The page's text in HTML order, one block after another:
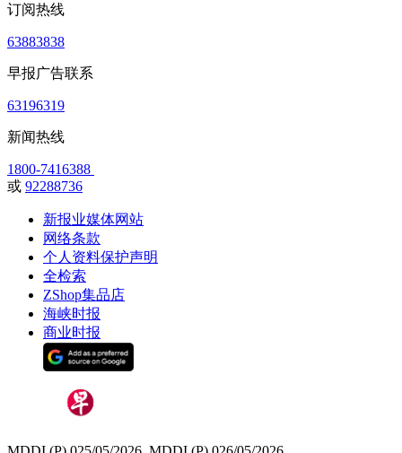
订阅热线
63883838
早报广告联系
63196319
新闻热线
1800-7416388
或 92288736
新报业媒体网站
网络条款
个人资料保护声明
全检索
ZShop集品店
海峡时报
商业时报